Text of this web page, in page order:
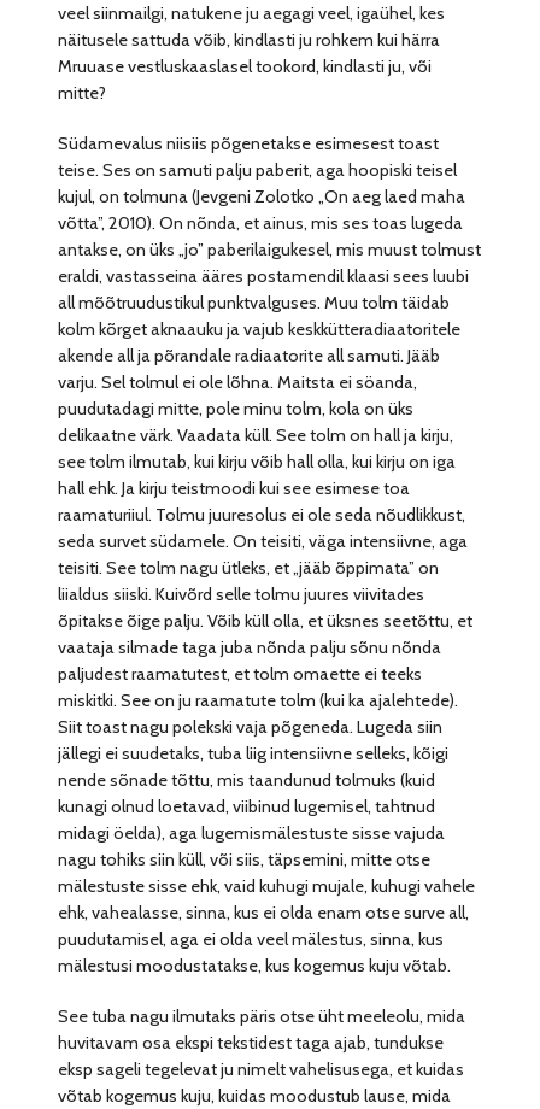
veel siinmailgi, natukene ju aegagi veel, igaühel, kes
näitusele sattuda võib, kindlasti ju rohkem kui härra
Mruuase vestluskaaslasel tookord, kindlasti ju, või
mitte?
Südamevalus niisiis põgenetakse esimesest toast
teise. Ses on samuti palju paberit, aga hoopiski teisel
kujul, on tolmuna (Jevgeni Zolotko „On aeg laed maha
võtta”, 2010). On nõnda, et ainus, mis ses toas lugeda
antakse, on üks „jo” paberilaigukesel, mis muust tolmust
eraldi, vastasseina ääres postamendil klaasi sees luubi
all mõõtruudustikul punktvalguses. Muu tolm täidab
kolm kõrget aknaauku ja vajub keskkütteradiaatoritele
akende all ja põrandale radiaatorite all samuti. Jääb
varju. Sel tolmul ei ole lõhna. Maitsta ei söanda,
puudutadagi mitte, pole minu tolm, kola on üks
delikaatne värk. Vaadata küll. See tolm on hall ja kirju,
see tolm ilmutab, kui kirju võib hall olla, kui kirju on iga
hall ehk. Ja kirju teistmoodi kui see esimese toa
raamaturiiul. Tolmu juuresolus ei ole seda nõudlikkust,
seda survet südamele. On teisiti, väga intensiivne, aga
teisiti. See tolm nagu ütleks, et „jääb õppimata” on
liialdus siiski. Kuivõrd selle tolmu juures viivitades
õpitakse õige palju. Võib küll olla, et üksnes seetõttu, et
vaataja silmade taga juba nõnda palju sõnu nõnda
paljudest raamatutest, et tolm omaette ei teeks
miskitki. See on ju raamatute tolm (kui ka ajalehtede).
Siit toast nagu polekski vaja põgeneda. Lugeda siin
jällegi ei suudetaks, tuba liig intensiivne selleks, kõigi
nende sõnade tõttu, mis taandunud tolmuks (kuid
kunagi olnud loetavad, viibinud lugemisel, tahtnud
midagi öelda), aga lugemismälestuste sisse vajuda
nagu tohiks siin küll, või siis, täpsemini, mitte otse
mälestuste sisse ehk, vaid kuhugi mujale, kuhugi vahele
ehk, vahealasse, sinna, kus ei olda enam otse surve all,
puudutamisel, aga ei olda veel mälestus, sinna, kus
mälestusi moodustatakse, kus kogemus kuju võtab.
See tuba nagu ilmutaks päris otse üht meeleolu, mida
huvitavam osa ekspi tekstidest taga ajab, tundukse
eksp sageli tegelevat ju nimelt vahelisusega, et kuidas
võtab kogemus kuju, kuidas moodustub lause, mida